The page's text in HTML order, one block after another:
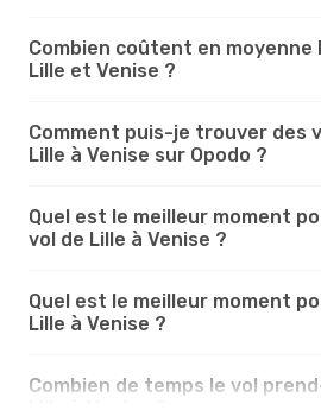
Combien coûtent en moyenne
Lille et Venise ?
Comment puis-je trouver des
Lille à Venise sur Opodo ?
Quel est le meilleur moment
vol de Lille à Venise ?
Quel est le meilleur moment
Lille à Venise ?
Combien de temps le vol